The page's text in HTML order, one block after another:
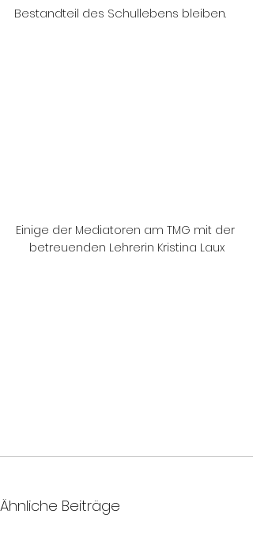
Bestandteil des Schullebens bleiben.
Einige der Mediatoren am TMG mit der
betreuenden Lehrerin Kristina Laux
Ähnliche Beiträge